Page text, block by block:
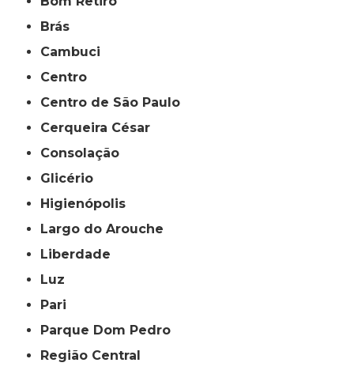
Brás
Cambuci
Centro
Centro de São Paulo
Cerqueira César
Consolação
Glicério
Higienópolis
Largo do Arouche
Liberdade
Luz
Pari
Parque Dom Pedro
Região Central